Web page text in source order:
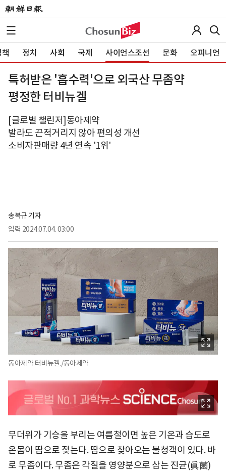
정치 사회 국제 사이언스조선 문화 오피니언
특허받은 '흡수력'으로 외국산 무좀약
평정한 터비뉴겔
[글로벌 챌린저]동아제약
발라도 끈적거리지 않아 편의성 개선
소비자판매량 4년 연속 '1위'
송복규 기자
입력 2024.07.04. 03:00
동아제약 터비뉴겔./동아제약
무더위가 기승을 부리는 여름철이면 높은 기온과 습도로
온몸이 땀으로 젖는다. 땀으로 찾아오는 불청객이 있다. 바
로 무좀이다. 무좀은 각질을 영양분으로 삼는 진균(眞菌)